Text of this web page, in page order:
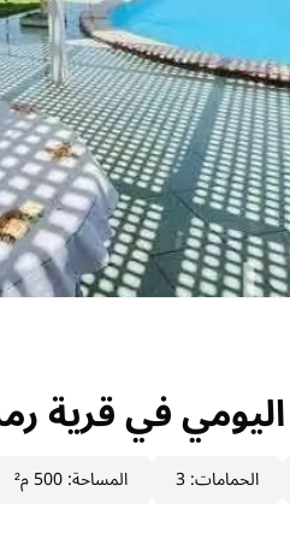
اليومي في
اليومي في
الحمامات:
3 المساحة:500 م²